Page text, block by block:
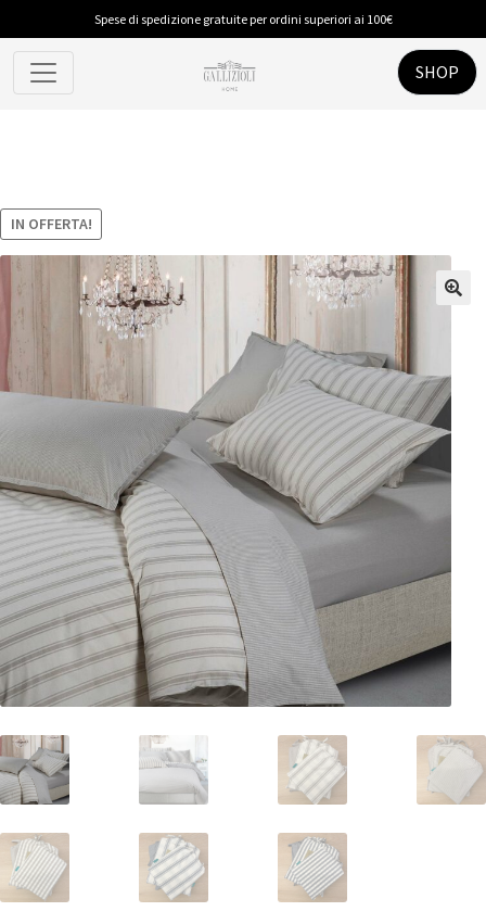
Spese di spedizione gratuite per ordini superiori ai 100€
SHOP
IN OFFERTA!